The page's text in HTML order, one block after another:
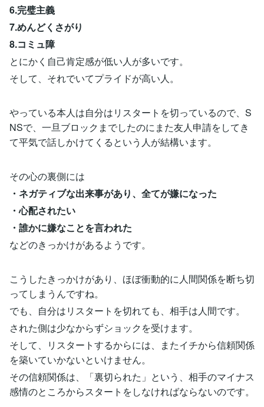
6.完璧主義
7.めんどくさがり
8.コミュ障
とにかく自己肯定感が低い人が多いです。
そして、それでいてプライドが高い人。
やっている本人は自分はリスタートを切っているので、S
NSで、一旦ブロックまでしたのにまた友人申請をしてき
て平気で話しかけてくるという人が結構います。
その心の裏側には
・ネガティブな出来事があり、全てが嫌になった
・心配されたい
・誰かに嫌なことを言われた
などのきっかけがあるようです。
こうしたきっかけがあり、ほぼ衝動的に人間関係を断ち切
ってしまうんですね。
でも、自分はリスタートを切れても、相手は人間です。
された側は少なからずショックを受けます。
そして、リスタートするからには、またイチから信頼関係
を築いていかないといけません。
その信頼関係は、「裏切られた」という、相手のマイナス
感情のところからスタートをしなければならないのです。